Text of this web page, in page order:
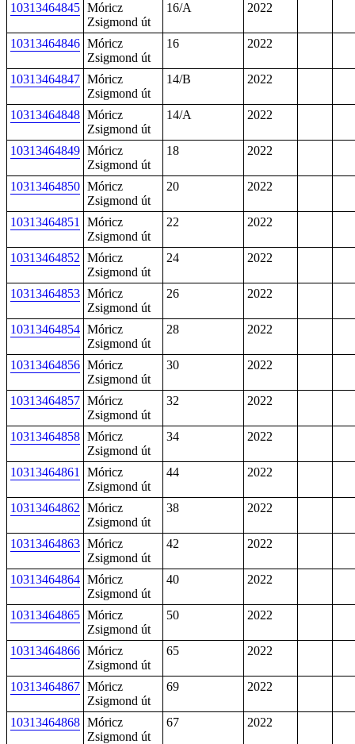
10313464845 Móricz
Zsigmond út
16/A 2022
10313464846 Móricz
Zsigmond út
16 2022
10313464847 Móricz
Zsigmond út
14/B 2022
10313464848 Móricz
Zsigmond út
14/A 2022
10313464849 Móricz
Zsigmond út
18 2022
10313464850 Móricz
Zsigmond út
20 2022
10313464851
Móricz
Zsigmond út
22 2022
10313464852 Móricz
Zsigmond út
24 2022
10313464853 Móricz
Zsigmond út
26 2022
10313464854 Móricz
Zsigmond út
28 2022
10313464856 Móricz
Zsigmond út
30 2022
10313464857 Móricz
Zsigmond út
32 2022
10313464858 Móricz
Zsigmond út
34 2022
10313464861
Móricz
Zsigmond út
44 2022
10313464862 Móricz
Zsigmond út
38 2022
10313464863 Móricz
Zsigmond út
42 2022
10313464864 Móricz
Zsigmond út
40 2022
10313464865 Móricz
Zsigmond út
50 2022
10313464866 Móricz
Zsigmond út
65 2022
10313464867 Móricz
Zsigmond út
69 2022
10313464868 Móricz
Zsigmond út
67 2022